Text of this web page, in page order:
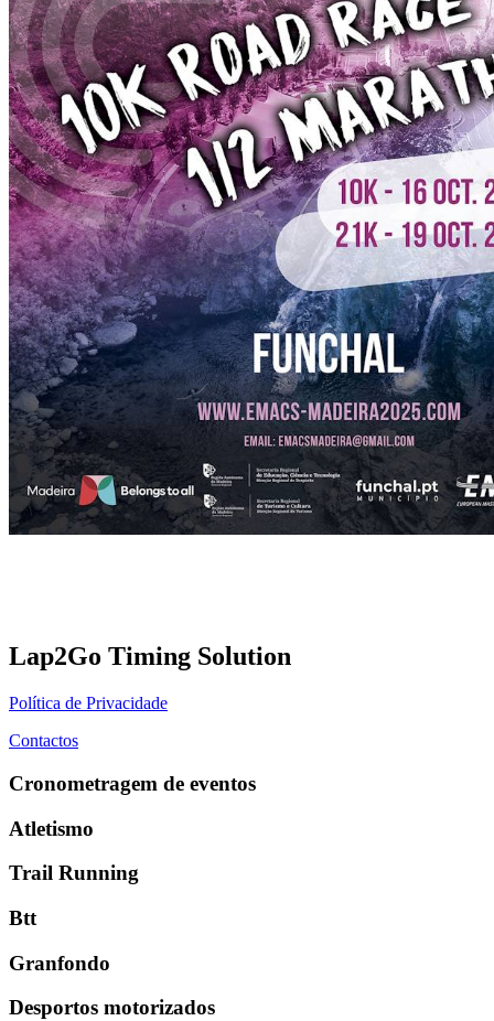
Lap2Go Timing Solution
Política de Privacidade
Contactos
Cronometragem de eventos
Atletismo
Trail Running
Btt
Granfondo
Desportos motorizados